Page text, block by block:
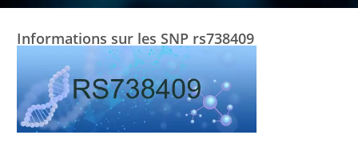
Informations sur les SNP rs738409